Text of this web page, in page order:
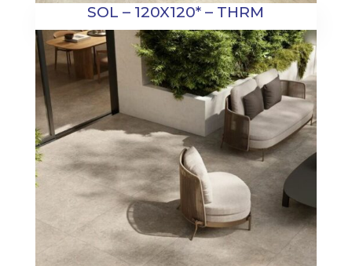
SOL – 120X120* – THRM